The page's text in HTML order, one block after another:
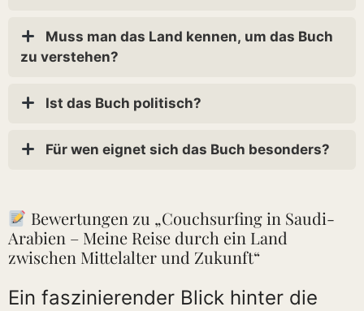
zu verstehen?
Ist das Buch politisch?
Für wen eignet sich das Buch besonders?
Bewertungen zu „Couchsurfing in Saudi-
Arabien – Meine Reise durch ein Land
zwischen Mittelalter und Zukunft“
Ein faszinierender Blick hinter die